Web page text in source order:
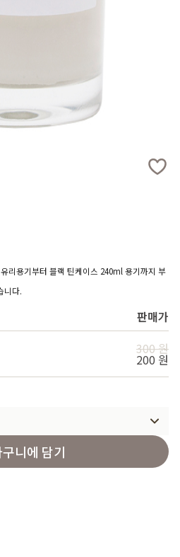
용기부터 블랙 틴케이스 240ml 용기까지 부
니다.
판매가
300 원
200 원
니에 담기